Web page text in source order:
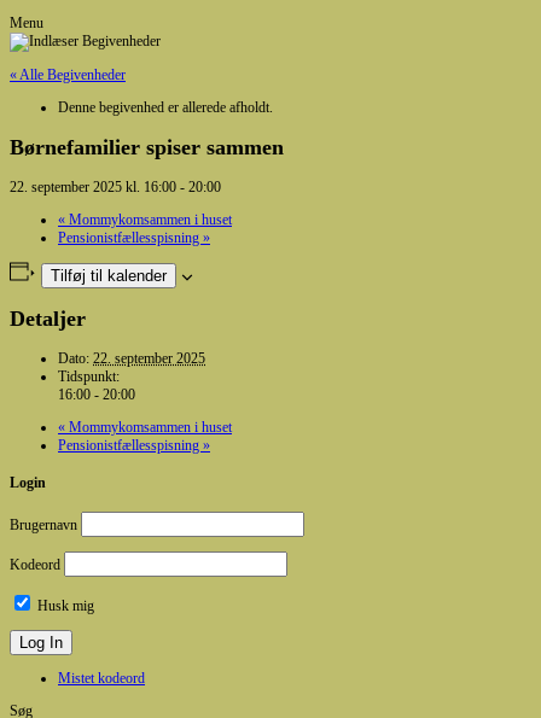
Menu
« Alle Begivenheder
Denne begivenhed er allerede afholdt.
Børnefamilier spiser sammen
22. september 2025 kl. 16:00 - 20:00
« Mommykomsammen i huset
Pensionistfællesspisning »
Tilføj til kalender
Detaljer
Dato: 22. september 2025
Tidspunkt:
16:00 - 20:00
« Mommykomsammen i huset
Pensionistfællesspisning »
Login
Brugernavn
Kodeord
Husk mig
Mistet kodeord
Søg